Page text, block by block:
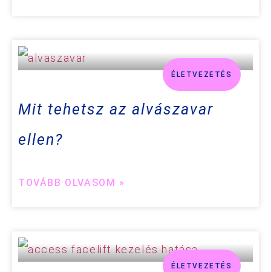
ÉLETVEZETÉS
Mit tehetsz az alvászavar
ellen?
TOVÁBB OLVASOM »
ÉLETVEZETÉS